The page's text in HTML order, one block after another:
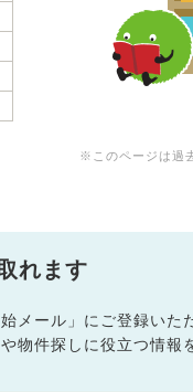
※このページは過
れます
メール」にご登録いた
物件探しに役立つ情報